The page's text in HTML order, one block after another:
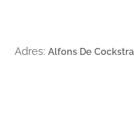
Adres: Alfons De